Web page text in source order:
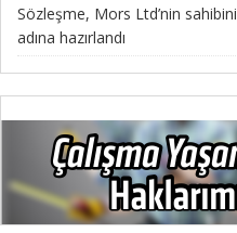
Sözleşme, Mors Ltd’nin
adına hazırlandı